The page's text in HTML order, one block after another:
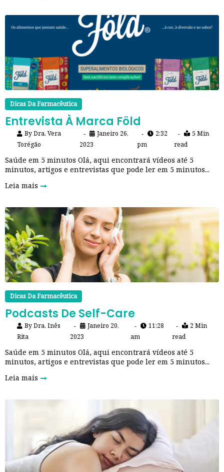
Dicas Da Farmacêutica
Entrevista À Marca Föld
ByDra. Vera
Torégão
Janeiro 26,
2023
2:32
pm
5 Min
read
Saúde em 5 minutos Olá, aqui encontrará vídeos até 5
minutos, artigos e entrevistas que pode ler em 5 minutos...
Leia mais
Dicas Da Farmacêutica
Podcasts De Self-Care
ByDra. Inês
Rita
Janeiro 20,
2023
11:28
am
2 Min
read
Saúde em 5 minutos Olá, aqui encontrará vídeos até 5
minutos, artigos e entrevistas que pode ler em 5 minutos...
Leia mais